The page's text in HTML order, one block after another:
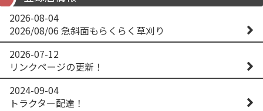
2026-08-04
2026/08/06 急斜面もらくらく草刈り
2026-07-12
リンクページの更新！
2024-09-04
トラクター配達！